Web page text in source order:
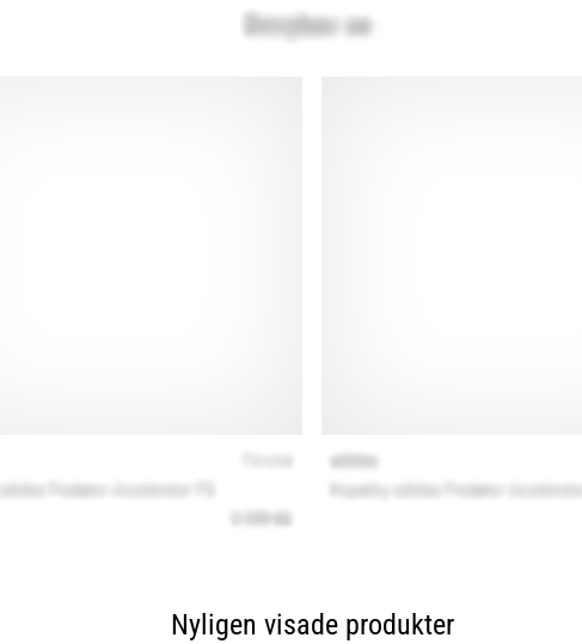
Nyligen visade produkter